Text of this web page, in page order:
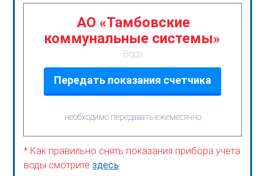
АО «Тамбовские
коммунальные системы»
Вода
Передать показания счетчика
необходимо передавать ежемесячно
* Как правильно снять показания прибора учета
воды смотритездесь